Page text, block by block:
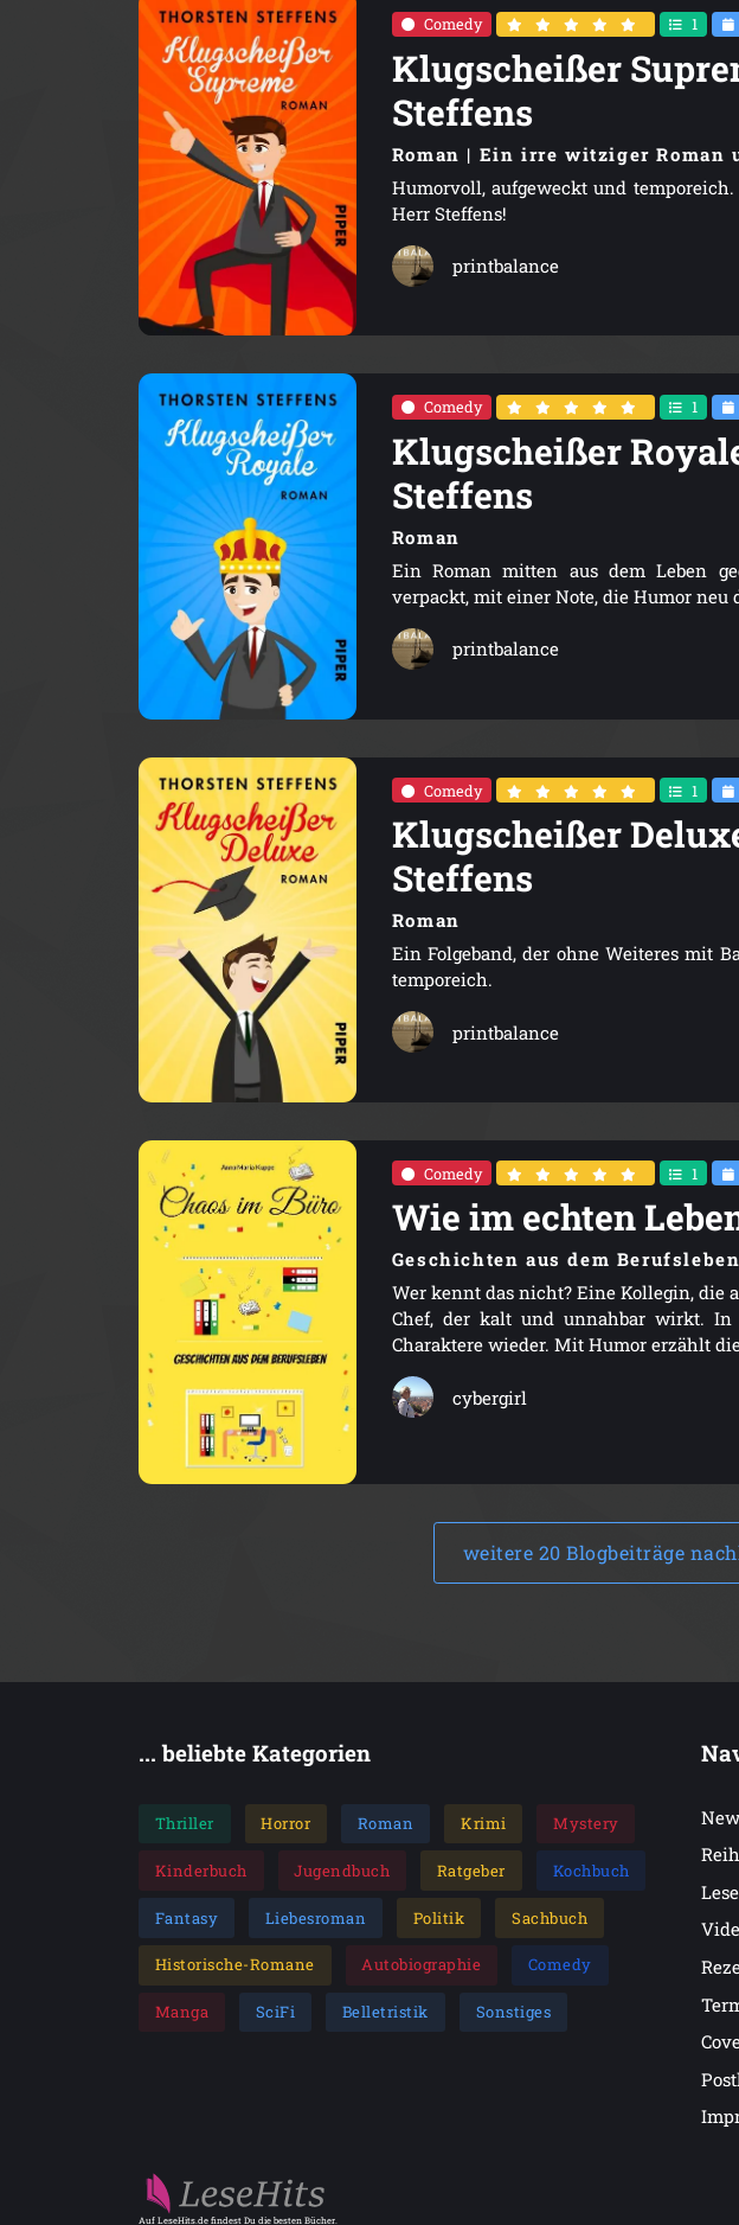
Comedy 1
Klugscheißer
Steffens
Roman | Ein irre witziger Roman
Humorvoll, aufgeweckt und
Herr Steffens!
printbalance
Comedy 1
Klugscheißer
Steffens
Roman
Ein Roman mitten aus dem Leben
verpackt, mit einer Note, die Humor neu
printbalance
Comedy 1
Klugscheißer
Steffens
Roman
Ein Folgeband, der ohne Weiteres mit
temporeich.
printbalance
Comedy 1
Wie im echten
Geschichten aus dem Berufsleben
Wer kennt das nicht? Eine Kollegin,
Chef, der kalt und unnahbar wirkt.
Charaktere wieder. Mit Humor erzählt
cybergirl
weitere 20 Blogbeiträge
... beliebte Kategorien
Thriller Horror Roman Krimi Mystery
Kinderbuch Jugendbuch Ratgeber Kochbuch
Fantasy Liebesroman Politik Sachbuch
Historische-Romane Autobiographie Comedy
Manga SciFi Belletristik Sonstiges
Auf LeseHits.de findest Du die besten Bücher.